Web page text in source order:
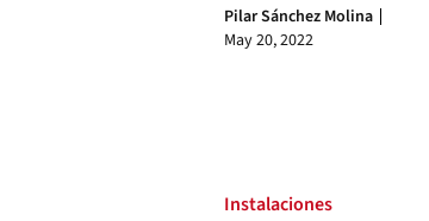
Pilar Sánchez Molina
May 20, 2022
Instalaciones